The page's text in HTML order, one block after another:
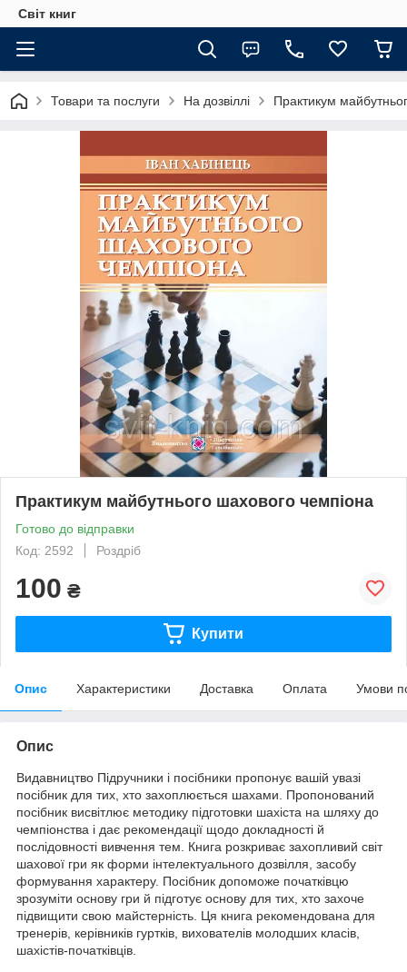
Світ книг
Товари та послуги На дозвіллі Практикум
Практикум майбутнього шахового чемпіона
Готово до відправки
Код: 2592
Роздріб
100 ₴
Купити
Опис Характеристики Доставка Оплата Умови
Опис
Видавництво Підручники і посібники пропонує вашій увазі
посібник для тих, хто захоплюється шахами. Пропонований
посібник висвітлює методику підготовки шахіста на шляху до
чемпіонства і дає рекомендації щодо докладності й
послідовності вивчення тем. Книга розкриває захопливий світ
шахової гри як форми інтелектуального дозвілля, засобу
формування характеру. Посібник допоможе початківцю
зрозуміти основу гри й підготує основу для тих, хто захоче
підвищити свою майстерність. Ця книга рекомендована для
тренерів, керівників гуртків, вихователів молодших класів,
шахістів-початківців.